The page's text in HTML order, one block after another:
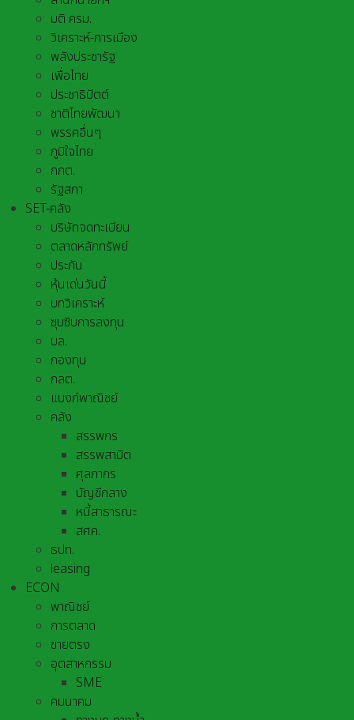
มติ ครม.
วิเคราะห์-การเมือง
พลังประชารัฐ
เพื่อไทย
ประชาธิปัตต์
ชาติไทยพัฒนา
พรรคอื่นๆ
ภูมิใจไทย
กกต.
รัฐสภา
SET-คลัง
บริษัทจดทะเบียน
ตลาดหลักทรัพย์
ประกัน
หุ้นเด่นวันนี้
บทวิเคราะห์
ซุบซิบการลงทุน
บล.
กองทุน
กลต.
แบงก์พาณิชย์
คลัง
สรรพกร
สรรพสามิต
ศุลกากร
บัญชีกลาง
หนี้สาธารณะ
สศค.
ธปท.
leasing
ECON
พาณิชย์
การตลาด
ขายตรง
อุตสาหกรรม
SME
คมนาคม